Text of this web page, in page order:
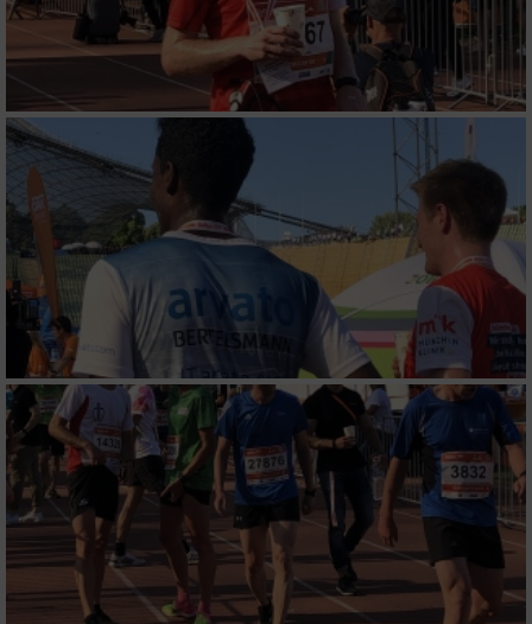
Funktional
Werbung